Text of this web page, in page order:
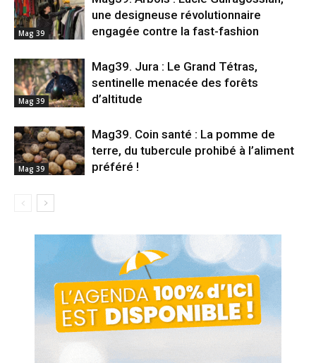
Mag 39
une designeuse révolutionnaire
engagée contre la fast-fashion
Mag 39
Mag39. Jura : Le Grand Tétras,
sentinelle menacée des forêts
d’altitude
Mag 39
Mag39. Coin santé : La pomme de
terre, du tubercule prohibé à l’aliment
préféré !